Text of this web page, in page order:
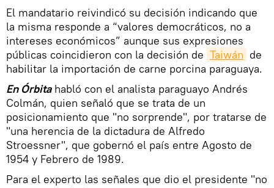
El mandatario reivindicó su decisión indicando que
la misma responde a “valores democráticos, no a
intereses económicos” aunque sus expresiones
públicas coincidieron con la decisión de Taiwán de
habilitar la importación de carne porcina paraguaya.
En Órbitahabló con el analista paraguayo Andrés
Colmán, quien señaló que se trata de un
posicionamiento que "no sorprende", por tratarse de
"una herencia de la dictadura de Alfredo
Stroessner", que gobernó el país entre Agosto de
1954 y Febrero de 1989.
Para el experto las señales que dio el presidente "no